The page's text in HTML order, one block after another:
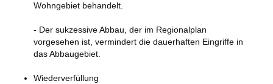
Wohngebiet behandelt.
- Der sukzessive Abbau, der im Regionalplan
vorgesehen ist, vermindert die dauerhaften Eingriffe in
das Abbaugebiet.
Wiederverfüllung